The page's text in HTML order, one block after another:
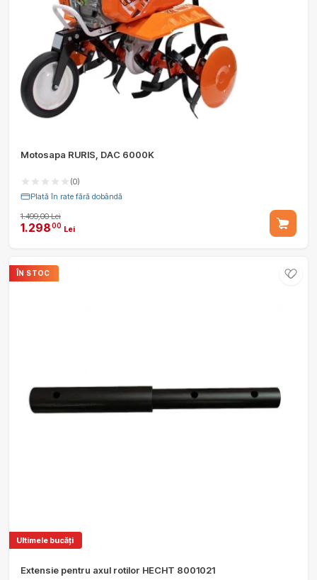
Motosapa RURIS, DAC 6000K
(0)
Plată în rate fără dobândă
1.499,00 Lei
1.29800 Lei
ÎN STOC
Ultimele bucăți
Extensie pentru axul rotilor HECHT 8001021